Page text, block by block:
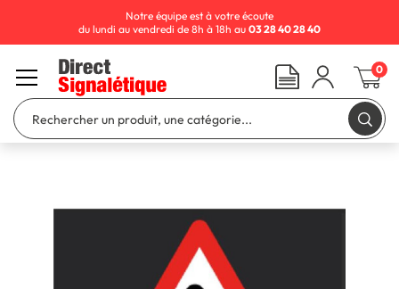
Notre équipe est à votre écoute
du lundi au vendredi de 8h à 18h au 03 28 40 28 40
0